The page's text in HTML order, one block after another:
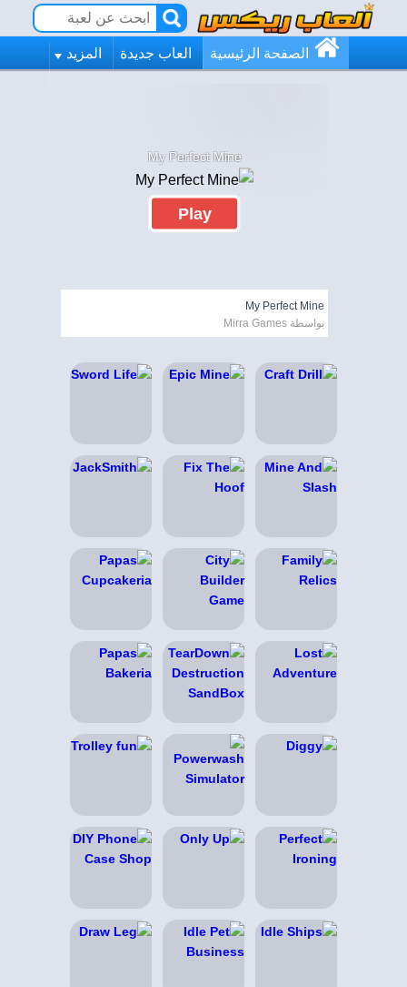
الصفحة الرئيسية العاب جديدة المزيد
My Perfect Mine
Play
My Perfect Mine
بواسطة Mirra Games